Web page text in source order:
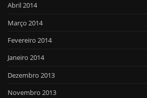
Abril 2014
Março 2014
Fevereiro 2014
Janeiro 2014
Dezembro 2013
Novembro 2013